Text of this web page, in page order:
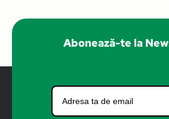
PROMO
Abonează-te la